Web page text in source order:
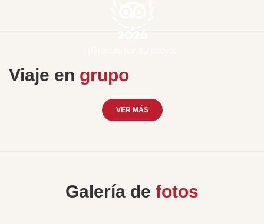
Viaje en grupo
VER MÁS
Galería de fotos